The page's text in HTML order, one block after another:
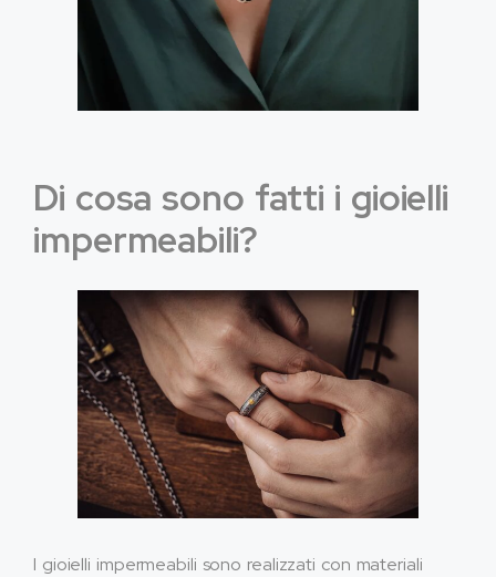
Di cosa sono fatti i gioielli
impermeabili?
I gioielli impermeabili sono realizzati con materiali